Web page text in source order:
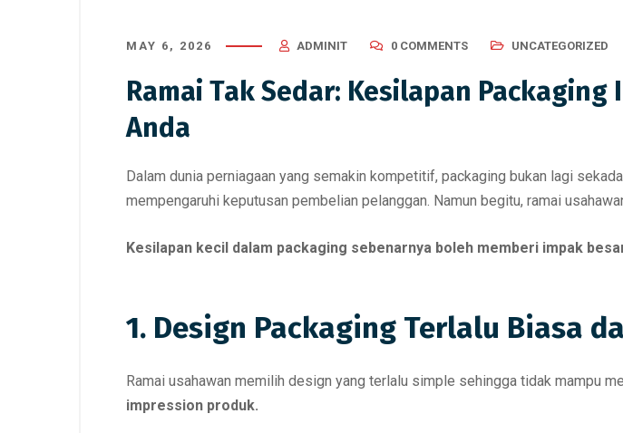
MAY 6, 2026 ADMINIT 0 COMMENTS UNCATEGORIZED
Ramai Tak Sedar: Kesilapan
Anda
Dalam dunia perniagaan yang semakin kompetitif, packaging bukan lagi
mempengaruhi keputusan pembelian pelanggan. Namun begitu, ramai
Kesilapan kecil dalam packaging sebenarnya boleh memberi impak
1. Design Packaging Terlalu Biasa
Ramai usahawan memilih design yang terlalu simple sehingga tidak mampu
impression produk.